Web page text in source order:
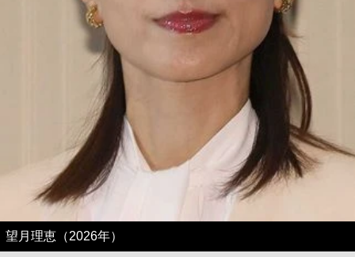
望月理恵（2026年）